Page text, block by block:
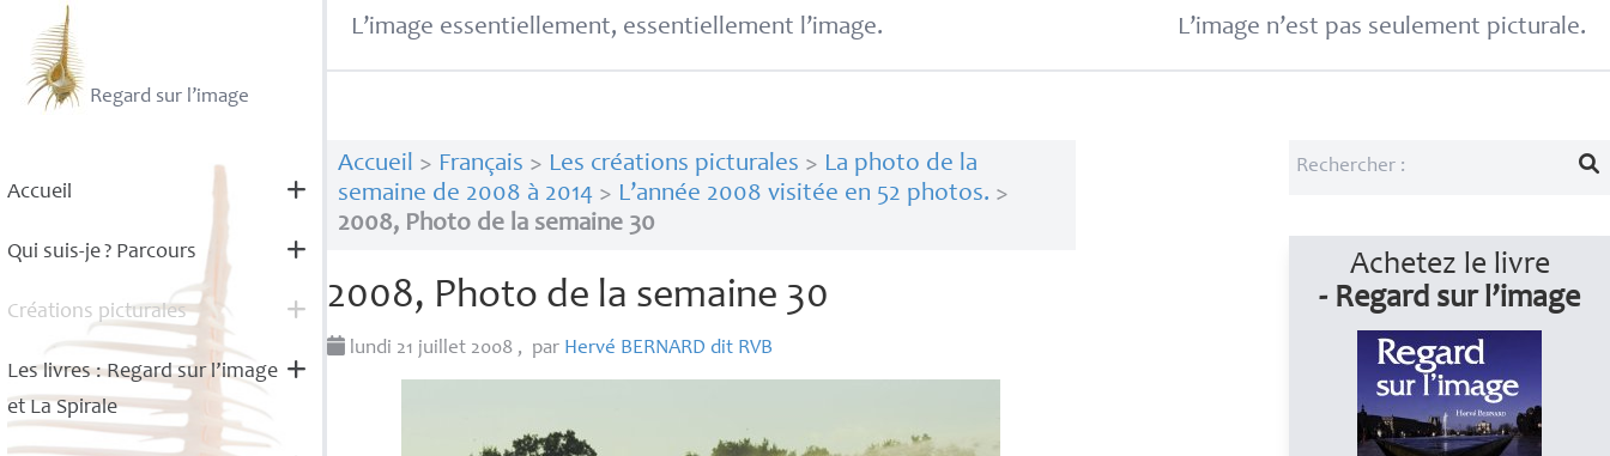
Regard sur l’image
Accueil
Qui suis-je? Parcours
Créations picturales
Les livres : Regard sur l’image
et La Spirale
L’image essentiellement, essentiellement l’image. L’image n’est pas seulement picturale.
Accueil > Français > Les créations picturales > La photo de la
semaine de 2008 à 2014> L’année 2008 visitée en 52 photos. >
2008, Photo de la semaine 30
2008, Photo de la semaine 30
lundi 21 juillet 2008 , par Hervé BERNARD dit RVB
Achetez le livre
- Regard sur l’image